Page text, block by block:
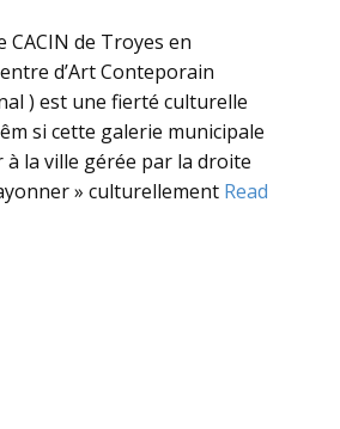
CACIN de Troyes en
d’Art Conteporain
) est une fierté culturelle
si cette galerie municipale
à la ville gérée par la droite
» culturellement Read